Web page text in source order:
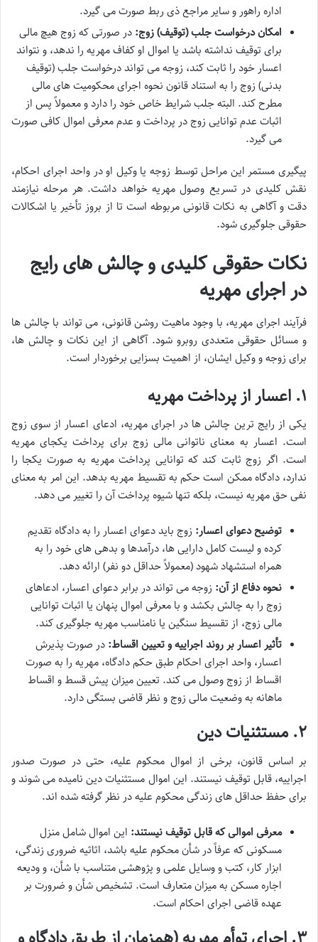
اداره راهور و سایر مراجع ذی ربط صورت می گیرد.
امکان درخواست جلب (توقیف) زوج: در صورتی که زوج هیچ مالی
برای توقیف نداشته باشد یا اموال او کفاف مهریه را ندهد، و نتواند
اعسار خود را ثابت کند، زوجه می تواند درخواست جلب (توقیف
بدنی) زوج را به استناد قانون نحوه اجرای محکومیت های مالی
مطرح کند. البته جلب شرایط خاص خود را دارد و معمولاً پس از
اثبات عدم توانایی زوج در پرداخت و عدم معرفی اموال کافی صورت
می گیرد.
پیگیری مستمر این مراحل توسط زوجه یا وکیل او در واحد اجرای احکام،
نقش کلیدی در تسریع وصول مهریه خواهد داشت. هر مرحله نیازمند
دقت و آگاهی به نکات قانونی مربوطه است تا از بروز تأخیر یا اشکالات
حقوقی جلوگیری شود.
نکات حقوقی کلیدی و چالش های رایج
در اجرای مهریه
فرآیند اجرای مهریه، با وجود ماهیت روشن قانونی، می تواند با چالش ها
و مسائل حقوقی متعددی روبرو شود. آگاهی از این نکات و چالش ها،
برای زوجه و وکیل ایشان، از اهمیت بسزایی برخوردار است.
۱. اعسار از پرداخت مهریه
یکی از رایج ترین چالش ها در اجرای مهریه، ادعای اعسار از سوی زوج
است. اعسار به معنای ناتوانی مالی زوج برای پرداخت یکجای مهریه
است. اگر زوج ثابت کند که توانایی پرداخت مهریه به صورت یکجا را
ندارد، دادگاه ممکن است حکم به تقسیط مهریه بدهد. این امر به معنای
نفی حق مهریه نیست، بلکه تنها شیوه پرداخت آن را تغییر می دهد.
توضیح دعوای اعسار: زوج باید دعوای اعسار را به دادگاه تقدیم
کرده و لیست کامل دارایی ها، درآمدها و بدهی های خود را به
همراه استشهاد شهود (معمولاً حداقل دو نفر) ارائه دهد.
نحوه دفاع از آن: زوجه می تواند در برابر دعوای اعسار، ادعاهای
زوج را به چالش بکشد و با معرفی اموال پنهان یا اثبات توانایی
مالی زوج، از تقسیط سنگین یا نامناسب مهریه جلوگیری کند.
تأثیر اعسار بر روند اجراییه و تعیین اقساط: در صورت پذیرش
اعسار، واحد اجرای احکام طبق حکم دادگاه، مهریه را به صورت
اقساط از زوج وصول می کند. تعیین میزان پیش قسط و اقساط
ماهانه به وضعیت مالی زوج و نظر قاضی بستگی دارد.
۲. مستثنیات دین
بر اساس قانون، برخی از اموال محکوم علیه، حتی در صورت صدور
اجراییه، قابل توقیف نیستند. این اموال مستثنیات دین نامیده می شوند و
برای حفظ حداقل های زندگی محکوم علیه در نظر گرفته شده اند.
معرفی اموالی که قابل توقیف نیستند: این اموال شامل منزل
مسکونی که عرفاً در شأن محکوم علیه باشد، اثاثیه ضروری زندگی،
ابزار کار، کتب و وسایل علمی و پژوهشی متناسب با شأن، و ودیعه
اجاره مسکن به میزان متعارف است. تشخیص شأن و ضرورت بر
عهده قاضی اجرای احکام است.